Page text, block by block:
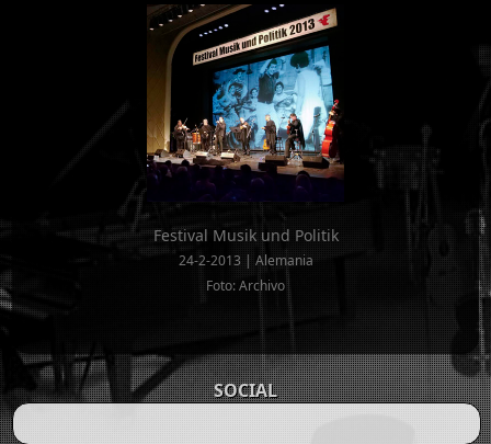
Festival Musik und Politik
24-2-2013 | Alemania
Foto: Archivo
SOCIAL